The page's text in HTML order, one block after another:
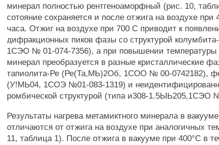
минерал полностью рентгеноаморфный (рис. 10,
сотояние сохраняется и после отжига на воздухе при
часа. Отжиг на воздухе при 700 С приводит к
дифракционных пиков фазы со структурой
1СЭО № 01-074-7356), а при повышении
минерал преобразуется в разные кристаллические
тапиолита-Ре (Ре(Та,МЬ)2Об, 1СОО № 00-0742182),
(У!МЬ04, 1СОЭ №01-083-1319) и
ромбической структурой (типа и308-1.5ЫЬ205,1СЭО
Результаты нагрева метамиктного минерала в
отличаются от отжига на воздухе при аналогичных
11, таблица 1). После отжига в вакууме при 400°С в